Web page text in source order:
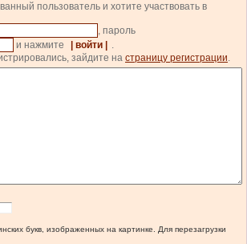
пользователь и хотите участвовать в
, пароль
и нажмите
| войти |
.
зайдите на страницу регистрации.
букв, изображенных на картинке. Для перезагрузки